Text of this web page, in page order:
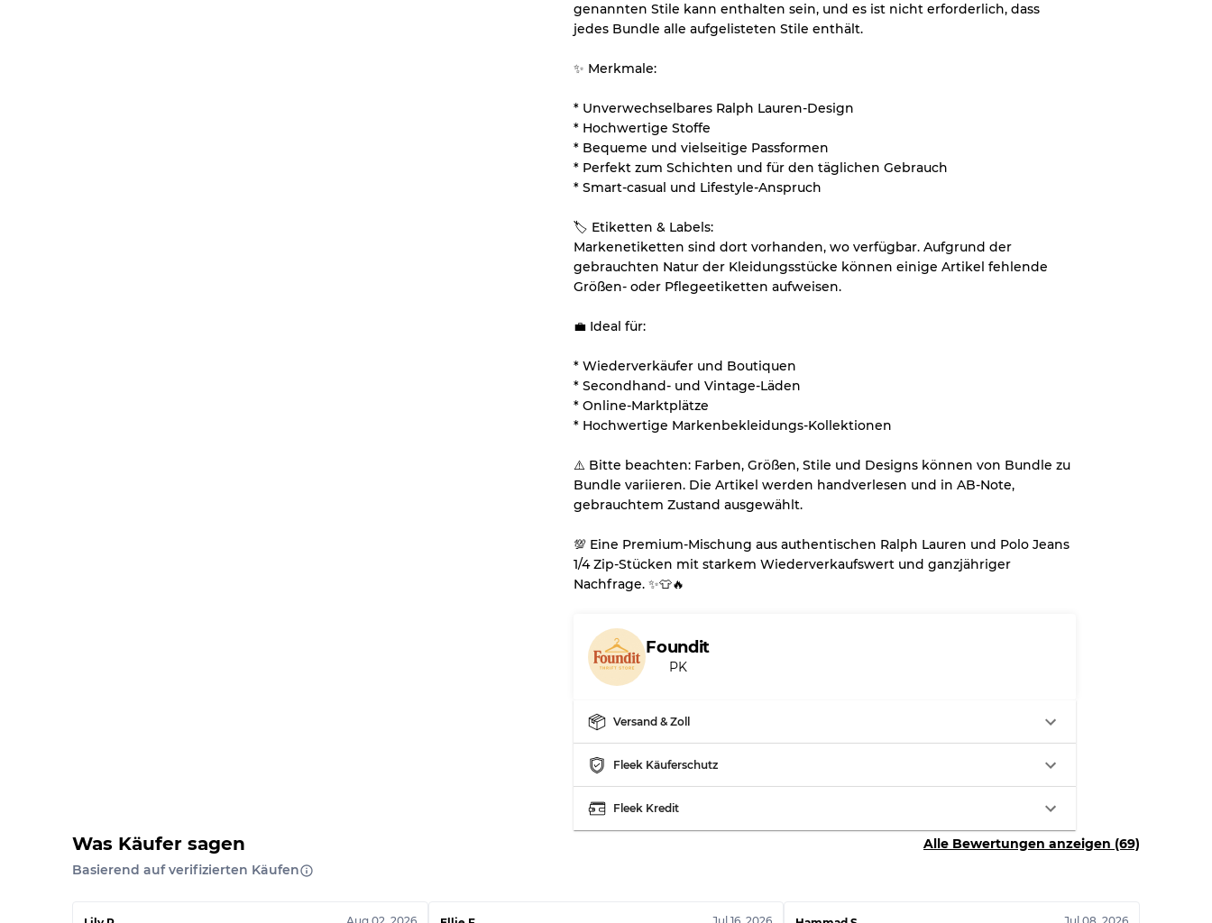
genannten Stile kann enthalten sein, und es ist nicht erforderlich, dass
jedes Bundle alle aufgelisteten Stile enthält.
✨ Merkmale:
* Unverwechselbares Ralph Lauren-Design
* Hochwertige Stoffe
* Bequeme und vielseitige Passformen
* Perfekt zum Schichten und für den täglichen Gebrauch
* Smart-casual und Lifestyle-Anspruch
🏷 Etiketten & Labels:
Markenetiketten sind dort vorhanden, wo verfügbar. Aufgrund der
gebrauchten Natur der Kleidungsstücke können einige Artikel fehlende
Größen- oder Pflegeetiketten aufweisen.
💼 Ideal für:
* Wiederverkäufer und Boutiquen
* Secondhand- und Vintage-Läden
* Online-Marktplätze
* Hochwertige Markenbekleidungs-Kollektionen
⚠️ Bitte beachten: Farben, Größen, Stile und Designs können von Bundle zu
Bundle variieren. Die Artikel werden handverlesen und in AB-Note,
gebrauchtem Zustand ausgewählt.
💯 Eine Premium-Mischung aus authentischen Ralph Lauren und Polo Jeans
1/4 Zip-Stücken mit starkem Wiederverkaufswert und ganzjähriger
Nachfrage. ✨👕🔥
Foundit
PK
Versand & Zoll
Fleek Käuferschutz
Fleek Kredit
Was Käufer sagen
Alle Bewertungen anzeigen (69)
Basierend auf verifizierten Käufen